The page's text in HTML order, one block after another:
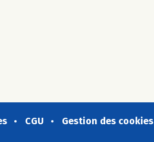
CGU Gestion des cookies